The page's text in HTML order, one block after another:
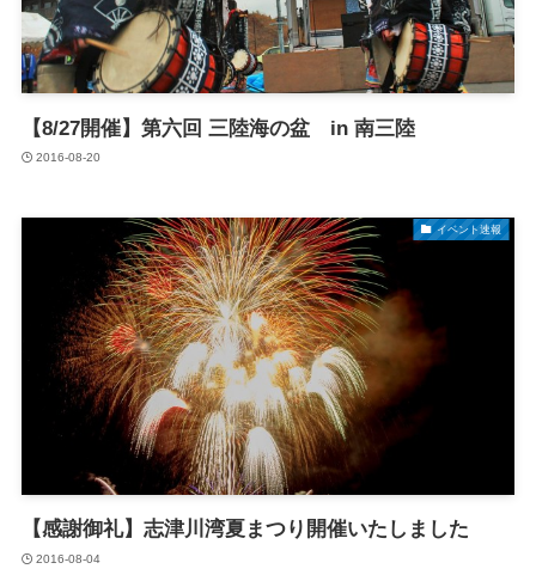
【8/27開催】第六回 三陸海の盆 in 南三陸
2016-08-20
イベント速報
【感謝御礼】志津川湾夏まつり開催いたしました
2016-08-04